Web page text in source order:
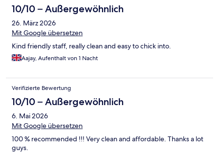
10/10 – Außergewöhnlich
26. März 2026
Mit Google übersetzen
Kind friendly staff, really clean and easy to chick into.
Aajay, Aufenthalt von 1 Nacht
Verifizierte Bewertung
10/10 – Außergewöhnlich
6. Mai 2026
Mit Google übersetzen
100 % recommended !!! Very clean and affordable. Thanks a lot
guys.